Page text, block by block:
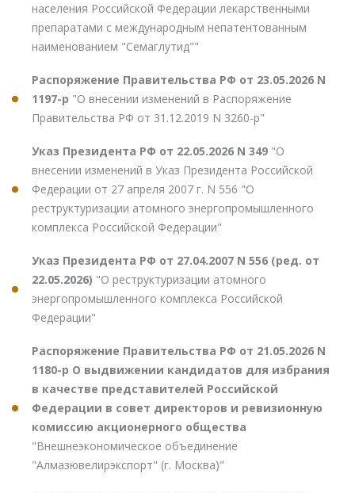
населения Российской Федерации лекарственными
препаратами с международным непатентованным
наименованием "Семаглутид""
Распоряжение Правительства РФ от 23.05.2026 N
1197-р "О внесении изменений в Распоряжение
Правительства РФ от 31.12.2019 N 3260-р"
Указ Президента РФ от 22.05.2026 N 349 "О
внесении изменений в Указ Президента Российской
Федерации от 27 апреля 2007 г. N 556 "О
реструктуризации атомного энергопромышленного
комплекса Российской Федерации"
Указ Президента РФ от 27.04.2007 N 556 (ред. от
22.05.2026) "О реструктуризации атомного
энергопромышленного комплекса Российской
Федерации"
Распоряжение Правительства РФ от 21.05.2026 N
1180-р О выдвижении кандидатов для избрания
в качестве представителей Российской
Федерации в совет директоров и ревизионную
комиссию акционерного общества
"Внешнеэкономическое объединение
"Алмазювелирэкспорт" (г. Москва)"